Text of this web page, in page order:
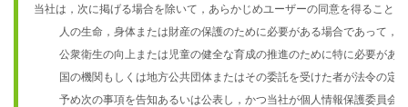
当社は，次に掲げる場合を除いて，あらかじめユーザーの同意を得ること
人の生命，身体または財産の保護のために必要がある場合であって，
公衆衛生の向上または児童の健全な育成の推進のために特に必要があ
国の機関もしくは地方公共団体またはその委託を受けた者が法令の定
予め次の事項を告知あるいは公表し，かつ当社が個人情報保護委員会